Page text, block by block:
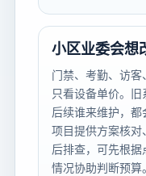
小区业委会想
门禁、考勤、访
只看设备单价。旧
后续谁来维护，
项目提供方案核对
后排查，可先根
情况协助判断预算